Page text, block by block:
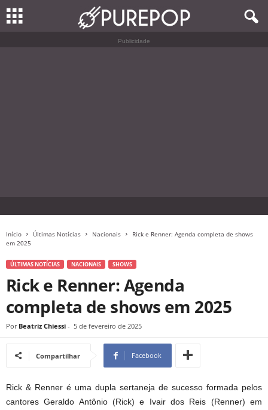
Publicidade
Início Últimas Notícias Nacionais
Rick e Renner: Agenda completa de shows
em 2025
ÚLTIMAS NOTÍCIAS NACIONAIS SHOWS
Rick e Renner: Agenda
completa de shows em 2025
Por Beatriz Chiessi - 5 de fevereiro de 2025
Compartilhar Facebook
Rick & Renner é uma dupla sertaneja de sucesso formada pelos
cantores Geraldo Antônio (Rick) e Ivair dos Reis (Renner) em